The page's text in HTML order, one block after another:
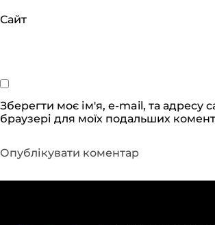
Сайт
Зберегти моє ім'я, e-mail, та адресу
браузері для моїх подальших